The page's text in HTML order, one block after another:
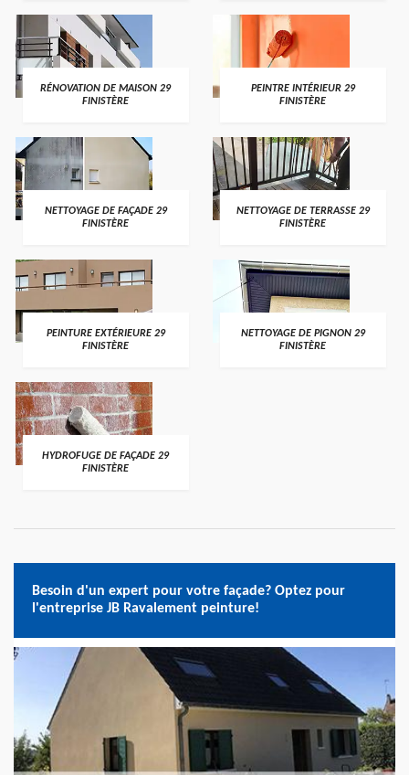
RÉNOVATION DE MAISON 29
FINISTÈRE
PEINTRE INTÉRIEUR 29
FINISTÈRE
NETTOYAGE DE FAÇADE 29
FINISTÈRE
NETTOYAGE DE TERRASSE 29
FINISTÈRE
PEINTURE EXTÉRIEURE 29
FINISTÈRE
NETTOYAGE DE PIGNON 29
FINISTÈRE
HYDROFUGE DE FAÇADE 29
FINISTÈRE
Besoin d'un expert pour votre façade? Optez pour
l'entreprise JB Ravalement peinture!